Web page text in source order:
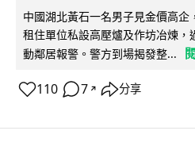
中國湖北黃石一名男子見金價高
租住單位私設高壓爐及作坊冶煉，
動鄰居報警。警方到場揭發整...
110 7 ↗ 分享